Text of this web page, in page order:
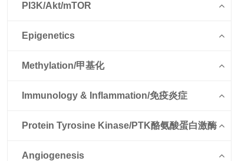
PI3K/Akt/mTOR
Epigenetics
Methylation/甲基化
Immunology & Inflammation/免疫炎症
Protein Tyrosine Kinase/PTK酪氨酸蛋白激酶
Angiogenesis